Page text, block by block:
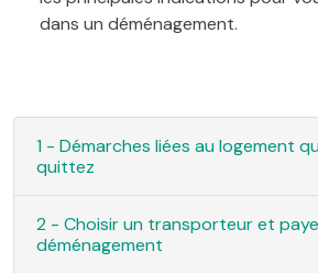
dans un déménagement.
1 - Démarches liées au logement
quittez
2 - Choisir un transporteur et
déménagement